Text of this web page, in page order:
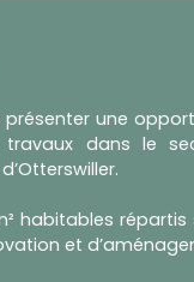
une
dans le
habitables
et